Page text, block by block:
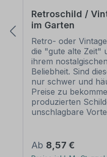
Retroschild /
im Garten
Retro- oder
die "gute alte Zeit"
ihrem
Beliebheit. Sind
nur schwer und
Preise zu
produzierten
unschlagbare
Motiven oder nur
Artikel
Regulärer Preis:
Ab 8,57 €